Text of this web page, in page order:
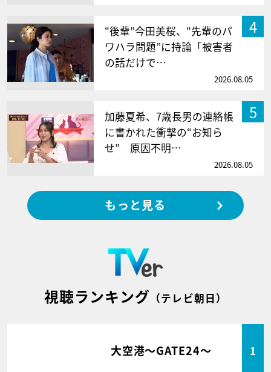
4
“後輩”今田美桜、“先輩のパ
ワハラ問題”に持論「被害者
の話だけで…
2026.08.05
5
加藤夏希、7歳長男の連絡帳
に書かれた衝撃の“お知ら
せ” 原因不明…
2026.08.05
もっと見る
視聴ランキング （テレビ朝日）
大空港～GATE24～ 1